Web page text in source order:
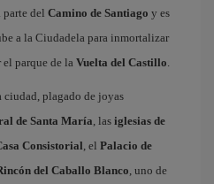
del Camino de Santiago y es
a la Ciudadela para inmortalizar
el parque de la Vuelta del Castillo.
plagado de joyas
de Santa María, las iglesias de
Consistorial, el Palacio de
del Caballo Blanco, uno de